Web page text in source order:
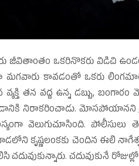
జీవితాంతం ఒకరినొకరు విడిచి
కావడంతో ఒకరు
తన వద్ద ఉన్న డబ్బు,
నిరాకరించాడు. మోసపోయానని
వెలుగుచూసింది. పోలీసులు
చెందిన ఈలి
చదువుకునే